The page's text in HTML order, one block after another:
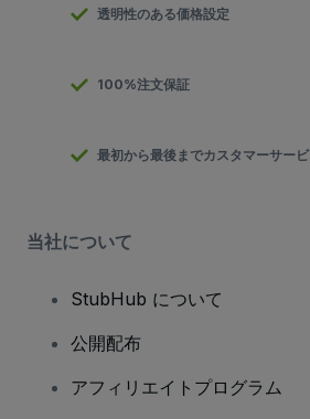
透明性のある価格設定
100%注文保証
最初から最後までカスタマーサー
当社について
StubHub について
公開配布
アフィリエイトプログラム